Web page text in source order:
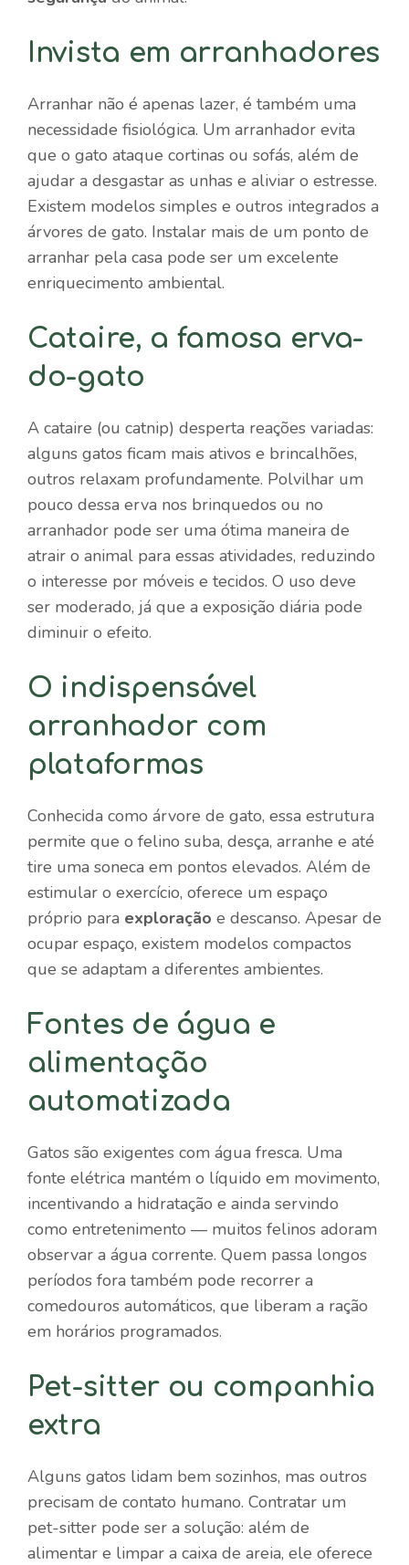
Invista em arranhadores
Arranhar não é apenas lazer, é também uma
necessidade fisiológica. Um arranhador evita
que o gato ataque cortinas ou sofás, além de
ajudar a desgastar as unhas e aliviar o estresse.
Existem modelos simples e outros integrados a
árvores de gato. Instalar mais de um ponto de
arranhar pela casa pode ser um excelente
enriquecimento ambiental.
Cataire, a famosa erva-
do-gato
A cataire (ou catnip) desperta reações variadas:
alguns gatos ficam mais ativos e brincalhões,
outros relaxam profundamente. Polvilhar um
pouco dessa erva nos brinquedos ou no
arranhador pode ser uma ótima maneira de
atrair o animal para essas atividades, reduzindo
o interesse por móveis e tecidos. O uso deve
ser moderado, já que a exposição diária pode
diminuir o efeito.
O indispensável
arranhador com
plataformas
Conhecida como árvore de gato, essa estrutura
permite que o felino suba, desça, arranhe e até
tire uma soneca em pontos elevados. Além de
estimular o exercício, oferece um espaço
próprio para exploração e descanso. Apesar de
ocupar espaço, existem modelos compactos
que se adaptam a diferentes ambientes.
Fontes de água e
alimentação
automatizada
Gatos são exigentes com água fresca. Uma
fonte elétrica mantém o líquido em movimento,
incentivando a hidratação e ainda servindo
como entretenimento — muitos felinos adoram
observar a água corrente. Quem passa longos
períodos fora também pode recorrer a
comedouros automáticos, que liberam a ração
em horários programados.
Pet-sitter ou companhia
extra
Alguns gatos lidam bem sozinhos, mas outros
precisam de contato humano. Contratar um
pet-sitter pode ser a solução: além de
alimentar e limpar a caixa de areia, ele oferece